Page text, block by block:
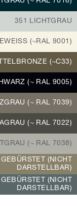
351 LICHTGRAU
(~RAL 9001)
(~C33)
(~ RAL 9005)
(~ RAL 7039)
(~ RAL 7022)
(~ RAL 7038)
(NICHT
DARSTELLBAR)
(NICHT
DARSTELLBAR)